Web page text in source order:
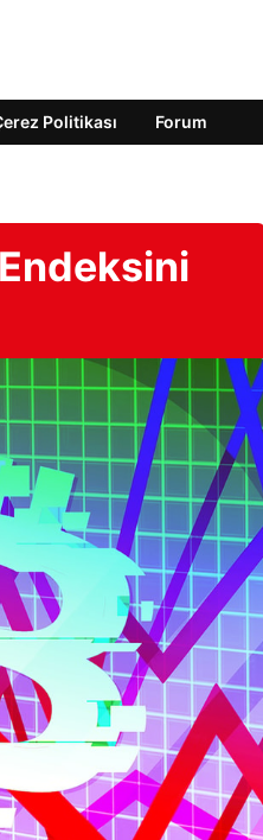
Politikası Forum